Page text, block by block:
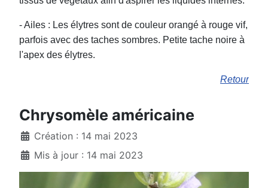
- Ailes : Les élytres sont de couleur orangé à rouge vif,
parfois avec des taches sombres. Petite tache noire à
l'apex des élytres.
Retour
Chrysomèle américaine
Création : 14 mai 2023
Mis à jour : 14 mai 2023